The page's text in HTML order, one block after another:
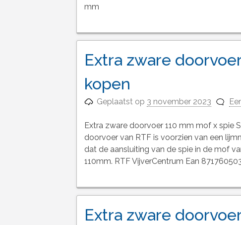
mm
Extra zware
kopen
Geplaatst op 3 november 2023
Extra zware doorvoer 110 mm mof x spie
doorvoer van RTF is voorzien van een
dat de aansluiting van de spie in de mof
110mm. RTF VijverCentrum Ean
Extra zware